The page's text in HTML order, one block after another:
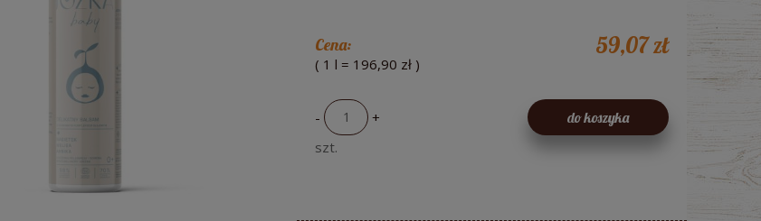
Cena: 59,07 zł
( 1l = 196,90 zł )
-
+
szt.
do koszyka